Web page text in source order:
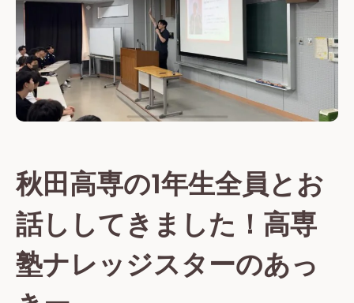
秋田高専の1年生全員とお
話ししてきました！高専
塾ナレッジスターのあっ